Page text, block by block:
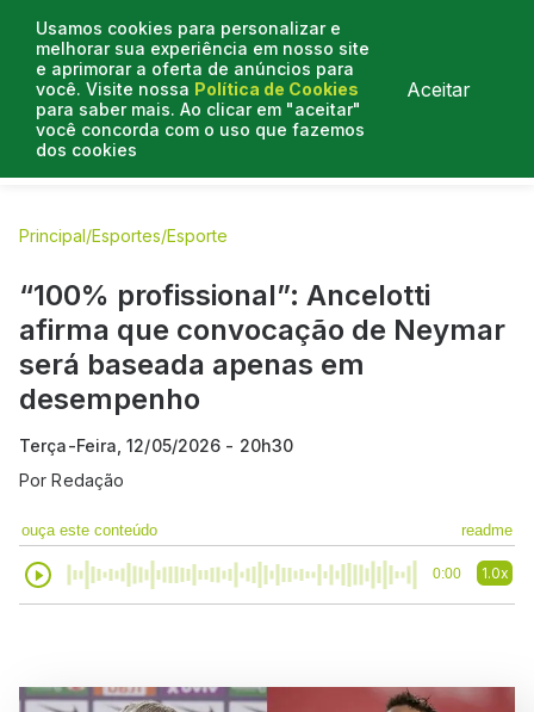
Usamos cookies para personalizar e
melhorar sua experiência em nosso site
e aprimorar a oferta de anúncios para
você. Visite nossa Política de Cookies
para saber mais. Ao clicar em "aceitar"
você concorda com o uso que fazemos
dos cookies
Aceitar
E.C Bahia
Principal/Esportes/Esporte
“100% profissional”: Ancelotti
afirma que convocação de Neymar
será baseada apenas em
desempenho
Terça-Feira, 12/05/2026 - 20h30
PorRedação
ouça este conteúdo readme
0:00 1.0x